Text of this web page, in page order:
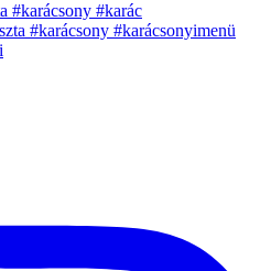
#karácsony #karác